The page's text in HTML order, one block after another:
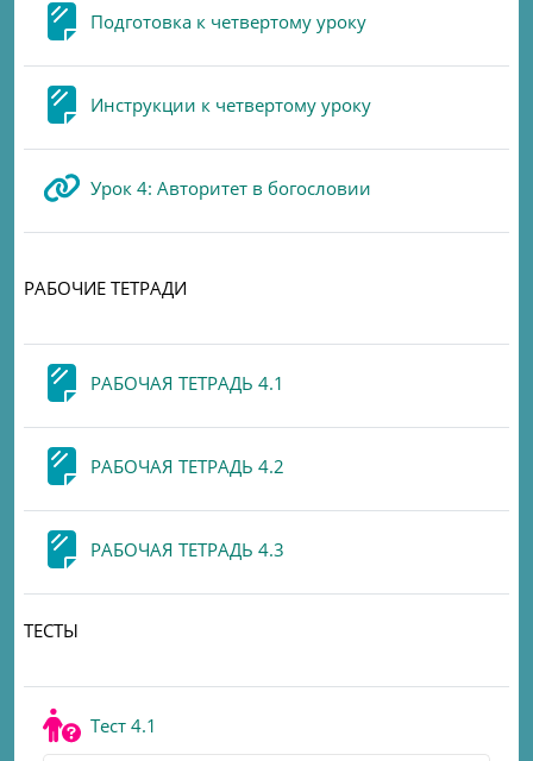
Подготовка к четвертому урокуPage
Инструкции к четвертому урокуPage
Урок 4: Авторитет в богословии
РАБОЧИЕ ТЕТРАДИ
РАБОЧАЯ ТЕТРАДЬ 4.1
РАБОЧАЯ ТЕТРАДЬ 4.2
РАБОЧАЯ ТЕТРАДЬ 4.3
ТЕСТЫ
Тест 4.1